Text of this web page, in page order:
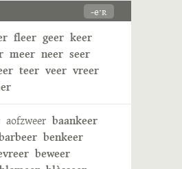
-eˑʀ
fleer geer keer
meer neer seer
teer veer vreer
aofzweer baankeer
benkeer
beweer